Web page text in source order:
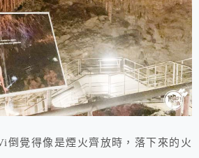
倒覺得像是煙火齊放時，落下來的火